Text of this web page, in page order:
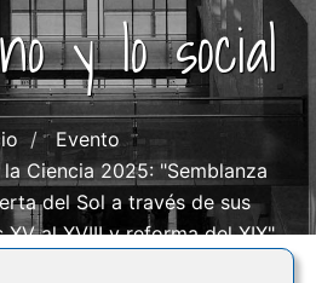
y lo social
Evento
la Ciencia 2025: "Semblanza
del Sol a través de sus
al XVIII y reforma del XIX"